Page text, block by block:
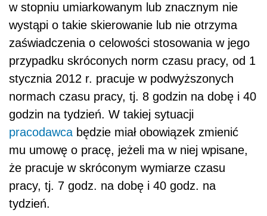
w stopniu umiarkowanym lub znacznym nie
wystąpi o takie skierowanie lub nie otrzyma
zaświadczenia o celowości stosowania w jego
przypadku skróconych norm czasu pracy, od 1
stycznia 2012 r. pracuje w podwyższonych
normach czasu pracy, tj. 8 godzin na dobę i 40
godzin na tydzień. W takiej sytuacji
pracodawcabędzie miał obowiązek zmienić
mu umowę o pracę, jeżeli ma w niej wpisane,
że pracuje w skróconym wymiarze czasu
pracy, tj. 7 godz. na dobę i 40 godz. na
tydzień.